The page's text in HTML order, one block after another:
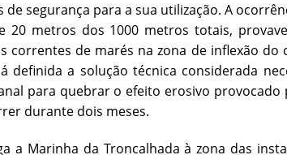
de segurança para a sua utilização. A
metros dos 1000 metros totais,
correntes de marés na zona de inflexão do
definida a solução técnica considerada
para quebrar o efeito erosivo provocado
durante dois meses.
a Marinha da Troncalhada à zona das